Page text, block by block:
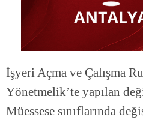
İşyeri Açma ve Çalışma
Yönetmelik’te yapılan
Müessese sınıflarında